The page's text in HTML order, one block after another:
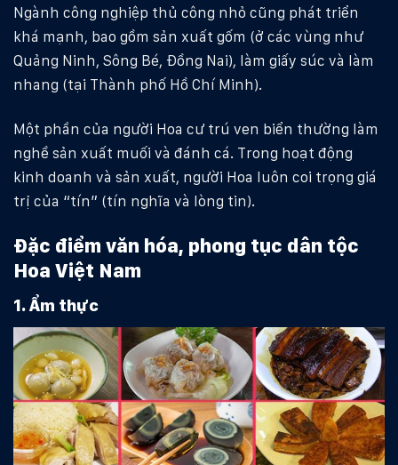
Ngành công nghiệp thủ công nhỏ cũng phát triển
khá mạnh, bao gồm sản xuất gốm (ở các vùng như
Quảng Ninh, Sông Bé, Đồng Nai), làm giấy súc và làm
nhang (tại Thành phố Hồ Chí Minh).
Một phần của người Hoa cư trú ven biển thường làm
nghề sản xuất muối và đánh cá. Trong hoạt động
kinh doanh và sản xuất, người Hoa luôn coi trọng giá
trị của “tín” (tín nghĩa và lòng tin).
Đặc điểm văn hóa, phong tục dân tộc
Hoa Việt Nam
1. Ẩm thực